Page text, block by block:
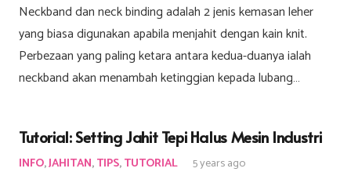
Neckband dan neck binding adalah 2 jenis kemasan leher
yang biasa digunakan apabila menjahit dengan kain knit.
Perbezaan yang paling ketara antara kedua-duanya ialah
neckband akan menambah ketinggian kepada lubang…
Tutorial: Setting Jahit Tepi Halus Mesin Industri
INFO,JAHITAN,TIPS,TUTORIAL 5 years ago